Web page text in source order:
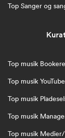
Top Sanger og
Top musik Bookere
Top musik
Top musik
Top musik
Top musik